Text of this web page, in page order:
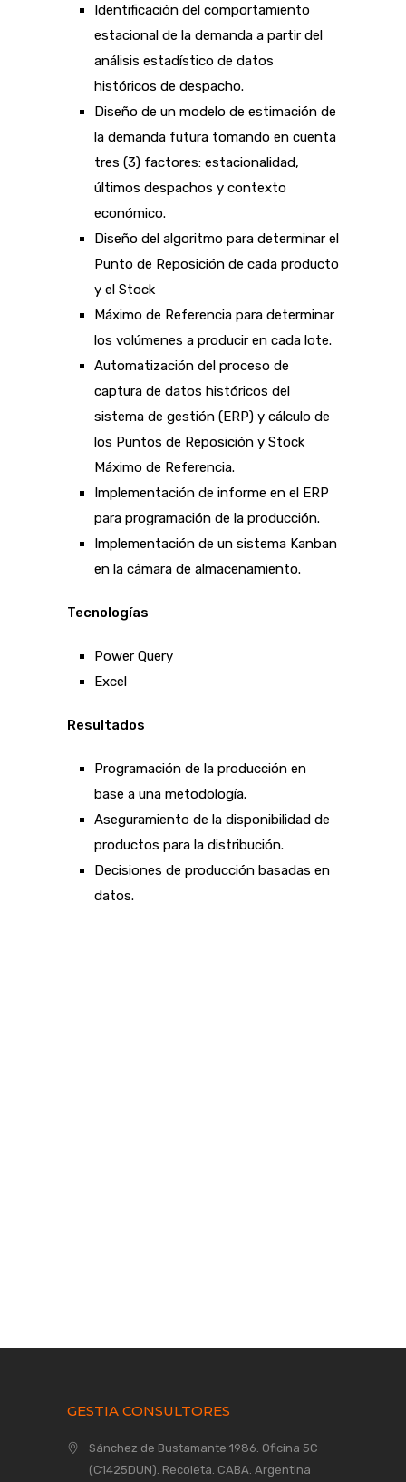
Identificación del comportamiento
estacional de la demanda a partir del
análisis estadístico de datos
históricos de despacho.
Diseño de un modelo de estimación de
la demanda futura tomando en cuenta
tres (3) factores: estacionalidad,
últimos despachos y contexto
económico.
Diseño del algoritmo para determinar el
Punto de Reposición de cada producto
y el Stock
Máximo de Referencia para determinar
los volúmenes a producir en cada lote.
Automatización del proceso de
captura de datos históricos del
sistema de gestión (ERP) y cálculo de
los Puntos de Reposición y Stock
Máximo de Referencia.
Implementación de informe en el ERP
para programación de la producción.
Implementación de un sistema Kanban
en la cámara de almacenamiento.
Tecnologías
Power Query
Excel
Resultados
Programación de la producción en
base a una metodología.
Aseguramiento de la disponibilidad de
productos para la distribución.
Decisiones de producción basadas en
datos.
GESTIA CONSULTORES
Sánchez de Bustamante 1986 . Oficina 5C
(C1425DUN). Recoleta. CABA. Argentina